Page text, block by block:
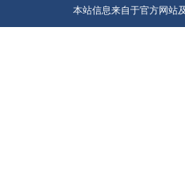
本站信息来自于官方网站